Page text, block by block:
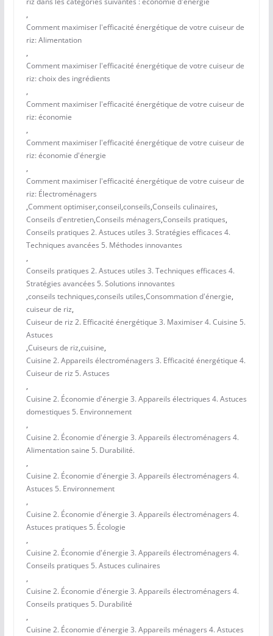
,
Comment maximiser l'efficacité énergétique de votre cuiseur de
riz: Alimentation
,
Comment maximiser l'efficacité énergétique de votre cuiseur de
riz: choix des ingrédients
,
Comment maximiser l'efficacité énergétique de votre cuiseur de
riz: économie
,
Comment maximiser l'efficacité énergétique de votre cuiseur de
riz: économie d'énergie
,
Comment maximiser l'efficacité énergétique de votre cuiseur de
riz: Électroménagers
,Comment optimiser,conseil,conseils,Conseils culinaires,
Conseils d'entretien,Conseils ménagers,Conseils pratiques,
Conseils pratiques 2. Astuces utiles 3. Stratégies efficaces 4.
Techniques avancées 5. Méthodes innovantes
,
Conseils pratiques 2. Astuces utiles 3. Techniques efficaces 4.
Stratégies avancées 5. Solutions innovantes
,conseils techniques,conseils utiles,Consommation d'énergie,
cuiseur de riz,
Cuiseur de riz 2. Efficacité énergétique 3. Maximiser 4. Cuisine 5.
Astuces
,Cuiseurs de riz,cuisine,
Cuisine 2. Appareils électroménagers 3. Efficacité énergétique 4.
Cuiseur de riz 5. Astuces
,
Cuisine 2. Économie d'énergie 3. Appareils électriques 4. Astuces
domestiques 5. Environnement
,
Cuisine 2. Économie d'énergie 3. Appareils électroménagers 4.
Alimentation saine 5. Durabilité.
,
Cuisine 2. Économie d'énergie 3. Appareils électroménagers 4.
Astuces 5. Environnement
,
Cuisine 2. Économie d'énergie 3. Appareils électroménagers 4.
Astuces pratiques 5. Écologie
,
Cuisine 2. Économie d'énergie 3. Appareils électroménagers 4.
Conseils pratiques 5. Astuces culinaires
,
Cuisine 2. Économie d'énergie 3. Appareils électroménagers 4.
Conseils pratiques 5. Durabilité
,
Cuisine 2. Économie d'énergie 3. Appareils ménagers 4. Astuces